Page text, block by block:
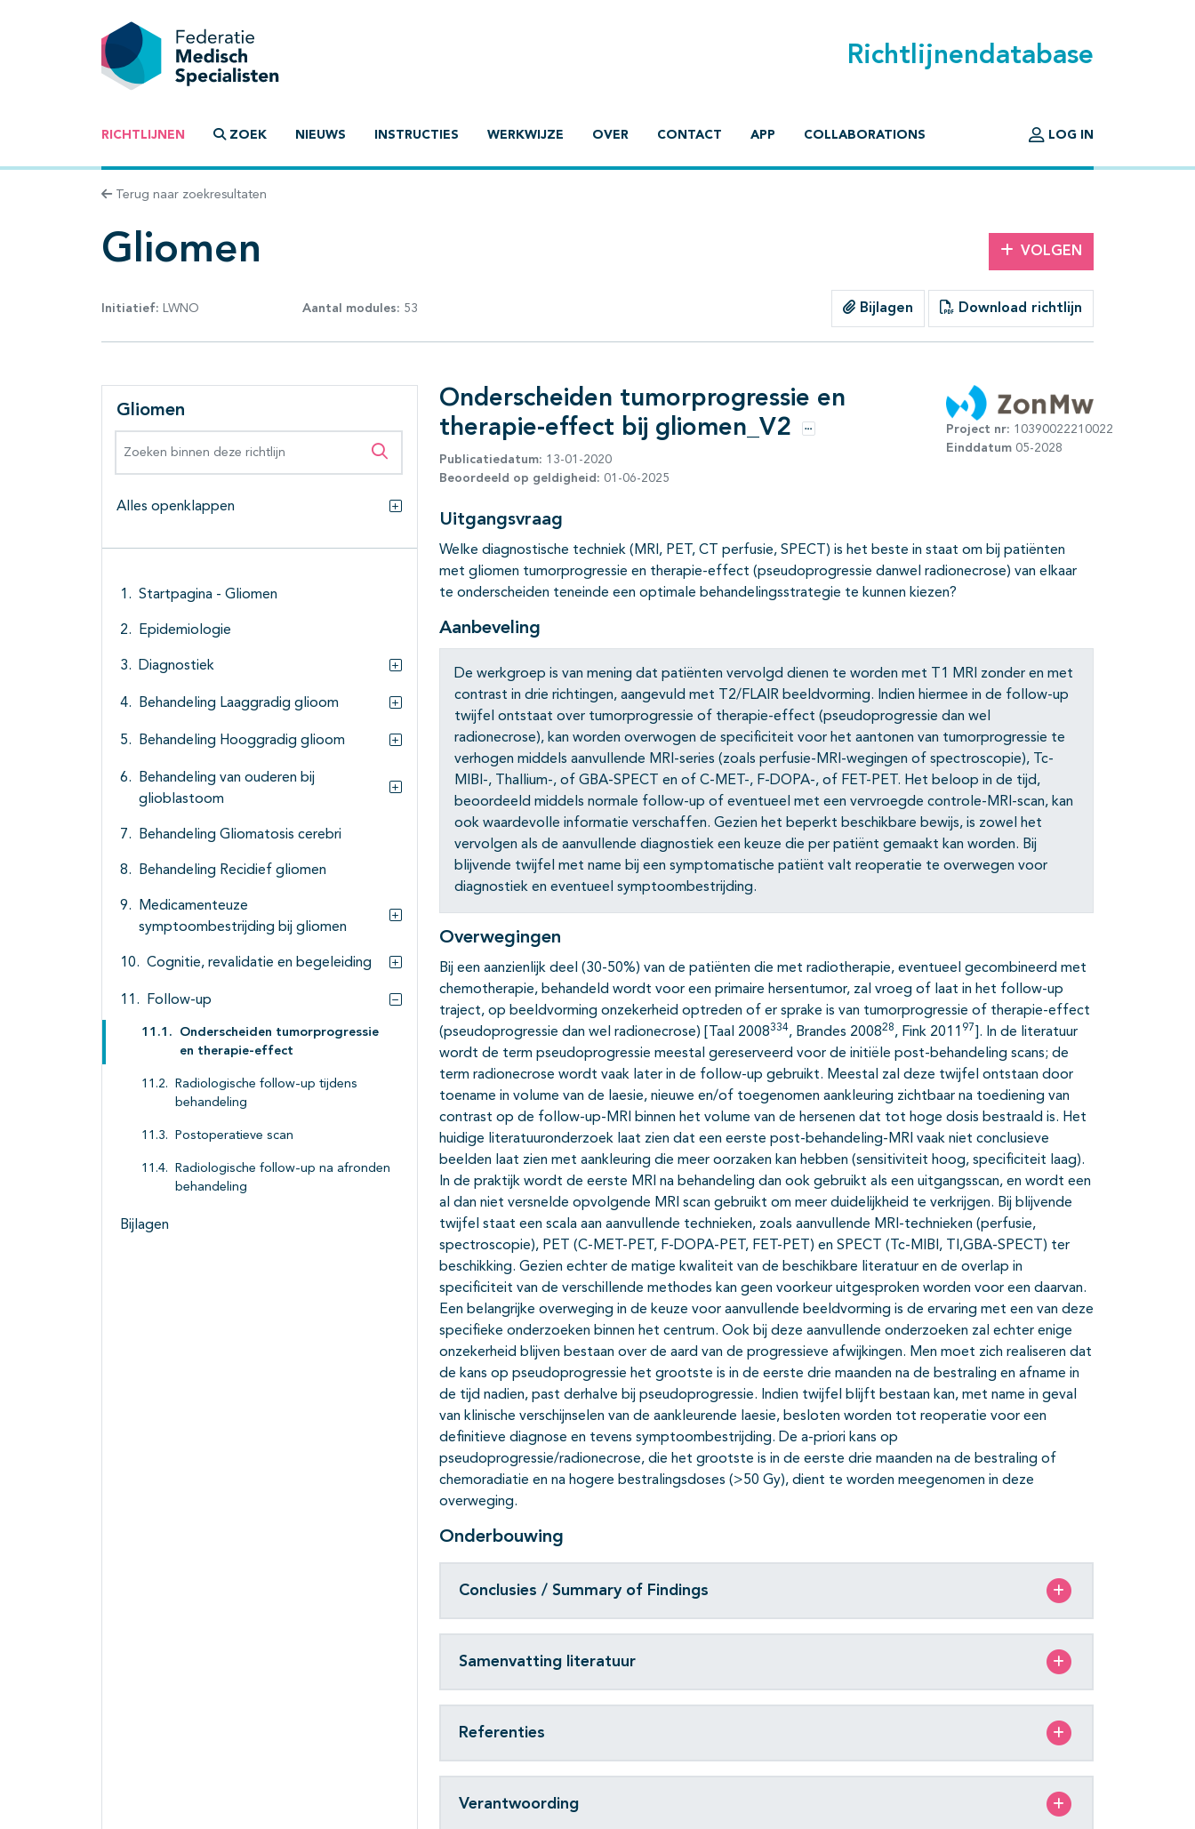
Richtlijnendatabase
RICHTLIJNEN ZOEK NIEUWS INSTRUCTIES WERKWIJZE OVER CONTACT APP COLLABORATIONS LOG IN
Terug naar zoekresultaten
Gliomen VOLGEN
Initiatief: LWNO Aantal modules: 53 Bijlagen Download richtlijn
Gliomen
Zoeken binnen deze richtlijn
Alles openklappen
Alles openklappen
Startpagina - Gliomen
Epidemiologie
Diagnostiek
Subpagina's open- en dichtklappen
Behandeling Laaggradig glioom
Subpagina's open- en dichtklappen
Behandeling Hooggradig glioom
Subpagina's open- en dichtklappen
Behandeling van ouderen bij
glioblastoom
Subpagina's open- en dichtklappen
Behandeling Gliomatosis cerebri
Behandeling Recidief gliomen
Medicamenteuze
symptoombestrijding bij gliomen
Subpagina's open- en dichtklappen
Cognitie, revalidatie en begeleiding
Subpagina's open- en dichtklappen
Follow-up
Subpagina's open- en dichtklappen
Onderscheiden tumorprogressie
en therapie-effect
Radiologische follow-up tijdens
behandeling
Postoperatieve scan
Radiologische follow-up na afronden
behandeling
Bijlagen
Onderscheiden tumorprogressie en
therapie-effect bij gliomen_V2
Opties
Publicatiedatum: 13-01-2020
Beoordeeld op geldigheid: 01-06-2025
Project nr: 10390022210022
Einddatum 05-2028
Uitgangsvraag
Welke diagnostische techniek (MRI, PET, CT perfusie, SPECT) is het beste in staat om bij patiënten
met gliomen tumorprogressie en therapie-effect (pseudoprogressie danwel radionecrose) van elkaar
te onderscheiden teneinde een optimale behandelingsstrategie te kunnen kiezen?
Aanbeveling
De werkgroep is van mening dat patiënten vervolgd dienen te worden met T1 MRI zonder en met
contrast in drie richtingen, aangevuld met T2/FLAIR beeldvorming. Indien hiermee in de follow-up
twijfel ontstaat over tumorprogressie of therapie-effect (pseudoprogressie dan wel
radionecrose), kan worden overwogen de specificiteit voor het aantonen van tumorprogressie te
verhogen middels aanvullende MRI-series (zoals perfusie-MRI-wegingen of spectroscopie), Tc-
MIBI-, Thallium-, of GBA-SPECT en of C-MET-, F-DOPA-, of FET-PET. Het beloop in de tijd,
beoordeeld middels normale follow-up of eventueel met een vervroegde controle-MRI-scan, kan
ook waardevolle informatie verschaffen. Gezien het beperkt beschikbare bewijs, is zowel het
vervolgen als de aanvullende diagnostiek een keuze die per patiënt gemaakt kan worden. Bij
blijvende twijfel met name bij een symptomatische patiënt valt reoperatie te overwegen voor
diagnostiek en eventueel symptoombestrijding.
Overwegingen
Bij een aanzienlijk deel (30-50%) van de patiënten die met radiotherapie, eventueel gecombineerd met
chemotherapie, behandeld wordt voor een primaire hersentumor, zal vroeg of laat in het follow-up
traject, op beeldvorming onzekerheid optreden of er sprake is van tumorprogressie of therapie-effect
(pseudoprogressie dan wel radionecrose) [Taal 2008334, Brandes 200828, Fink 2011 97 ]. In de literatuur
wordt de term pseudoprogressie meestal gereserveerd voor de initiële post-behandeling scans; de
term radionecrose wordt vaak later in de follow-up gebruikt. Meestal zal deze twijfel ontstaan door
toename in volume van de laesie, nieuwe en/of toegenomen aankleuring zichtbaar na toediening van
contrast op de follow-up-MRI binnen het volume van de hersenen dat tot hoge dosis bestraald is. Het
huidige literatuuronderzoek laat zien dat een eerste post-behandeling-MRI vaak niet conclusieve
beelden laat zien met aankleuring die meer oorzaken kan hebben (sensitiviteit hoog, specificiteit laag).
In de praktijk wordt de eerste MRI na behandeling dan ook gebruikt als een uitgangsscan, en wordt een
al dan niet versnelde opvolgende MRI scan gebruikt om meer duidelijkheid te verkrijgen. Bij blijvende
twijfel staat een scala aan aanvullende technieken, zoals aanvullende MRI-technieken (perfusie,
spectroscopie), PET (C-MET-PET, F-DOPA-PET, FET-PET) en SPECT (Tc-MIBI, Tl,GBA-SPECT) ter
beschikking. Gezien echter de matige kwaliteit van de beschikbare literatuur en de overlap in
specificiteit van de verschillende methodes kan geen voorkeur uitgesproken worden voor een daarvan.
Een belangrijke overweging in de keuze voor aanvullende beeldvorming is de ervaring met een van deze
specifieke onderzoeken binnen het centrum. Ook bij deze aanvullende onderzoeken zal echter enige
onzekerheid blijven bestaan over de aard van de progressieve afwijkingen. Men moet zich realiseren dat
de kans op pseudoprogressie het grootste is in de eerste drie maanden na de bestraling en afname in
de tijd nadien, past derhalve bij pseudoprogressie. Indien twijfel blijft bestaan kan, met name in geval
van klinische verschijnselen van de aankleurende laesie, besloten worden tot reoperatie voor een
definitieve diagnose en tevens symptoombestrijding. De a-priori kans op
pseudoprogressie/radionecrose, die het grootste is in de eerste drie maanden na de bestraling of
chemoradiatie en na hogere bestralingsdoses (>50 Gy), dient te worden meegenomen in deze
overweging.
Onderbouwing
Conclusies / Summary of Findings
Samenvatting literatuur
Referenties
Verantwoording